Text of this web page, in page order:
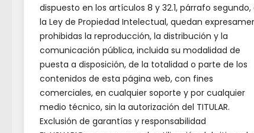
dispuesto en los artículos 8 y 32.1, párrafo segundo,
la Ley de Propiedad Intelectual, quedan
prohibidas la reproducción, la distribución y la
comunicación pública, incluida su modalidad de
puesta a disposición, de la totalidad o parte de los
contenidos de esta página web, con fines
comerciales, en cualquier soporte y por cualquier
medio técnico, sin la autorización del TITULAR.
Exclusión de garantías y responsabilidad
A